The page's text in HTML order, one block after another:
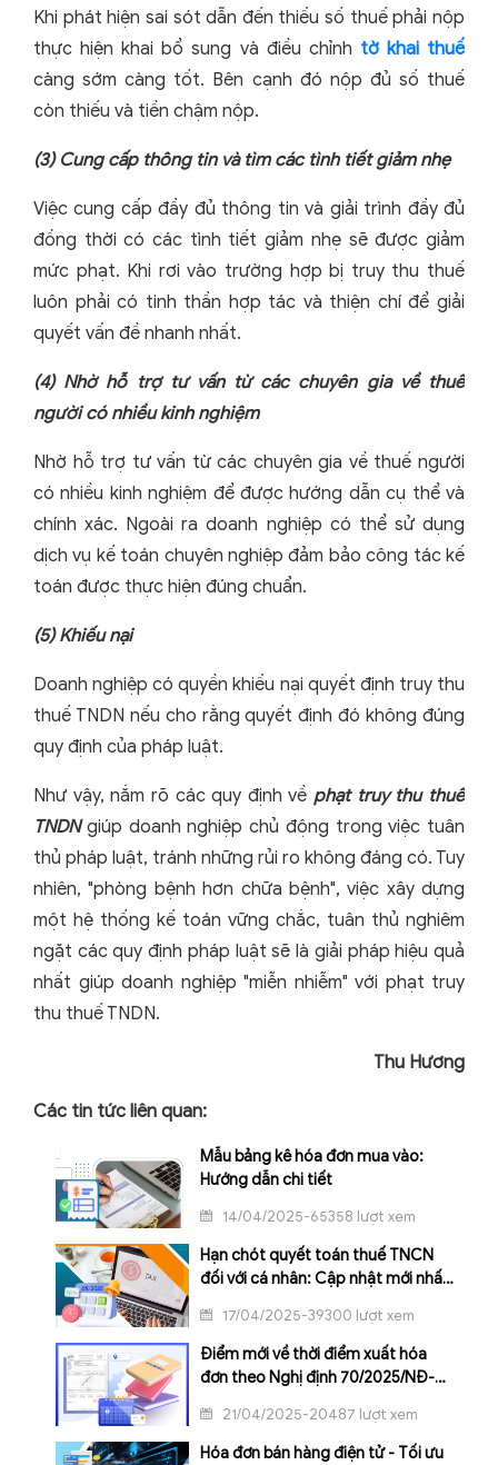
Khi phát hiện sai sót dẫn đến thiếu số thuế phải nộp
thực hiện khai bổ sung và điều chỉnh tờ khai thuế
càng sớm càng tốt. Bên cạnh đó nộp đủ số thuế
còn thiếu và tiền chậm nộp.
(3) Cung cấp thông tin và tìm các tình tiết giảm nhẹ
Việc cung cấp đầy đủ thông tin và giải trình đầy đủ
đồng thời có các tình tiết giảm nhẹ sẽ được giảm
mức phạt. Khi rơi vào trường hợp bị truy thu thuế
luôn phải có tinh thần hợp tác và thiện chí để giải
quyết vấn đề nhanh nhất.
(4) Nhờ hỗ trợ tư vấn từ các chuyên gia về thuế
người có nhiều kinh nghiệm
Nhờ hỗ trợ tư vấn từ các chuyên gia về thuế người
có nhiều kinh nghiệm để được hướng dẫn cụ thể và
chính xác. Ngoài ra doanh nghiệp có thể sử dụng
dịch vụ kế toán chuyên nghiệp đảm bảo công tác kế
toán được thực hiện đúng chuẩn.
(5) Khiếu nại
Doanh nghiệp có quyền khiếu nại quyết định truy thu
thuế TNDN nếu cho rằng quyết định đó không đúng
quy định của pháp luật.
Như vậy, nắm rõ các quy định về phạt truy thu thuế
TNDNgiúp doanh nghiệp chủ động trong việc tuân
thủ pháp luật, tránh những rủi ro không đáng có. Tuy
nhiên, "phòng bệnh hơn chữa bệnh", việc xây dựng
một hệ thống kế toán vững chắc, tuân thủ nghiêm
ngặt các quy định pháp luật sẽ là giải pháp hiệu quả
nhất giúp doanh nghiệp "miễn nhiễm" với phạt truy
thu thuế TNDN.
Thu Hương
Các tin tức liên quan:
Mẫu bảng kê hóa đơn mua vào:
Hướng dẫn chi tiết
14/04/2025-65358 lượt xem
Hạn chót quyết toán thuế TNCN
đối với cá nhân: Cập nhật mới nhất
17/04/2025-39300 lượt xem
Điểm mới về thời điểm xuất hóa
đơn theo Nghị định 70/2025/NĐ-
21/04/2025-20487 lượt xem
Hóa đơn bán hàng điện tử - Tối ưu